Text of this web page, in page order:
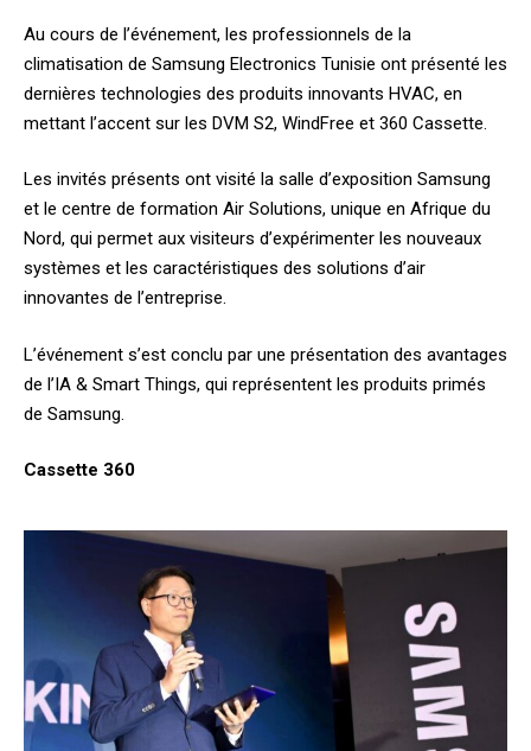
Au cours de l’événement, les professionnels de la
climatisation de Samsung Electronics Tunisie ont présenté les
dernières technologies des produits innovants HVAC, en
mettant l’accent sur les DVM S2, WindFree et 360 Cassette.
Les invités présents ont visité la salle d’exposition Samsung
et le centre de formation Air Solutions, unique en Afrique du
Nord, qui permet aux visiteurs d’expérimenter les nouveaux
systèmes et les caractéristiques des solutions d’air
innovantes de l’entreprise.
L’événement s’est conclu par une présentation des avantages
de l’IA & Smart Things, qui représentent les produits primés
de Samsung.
Cassette 360